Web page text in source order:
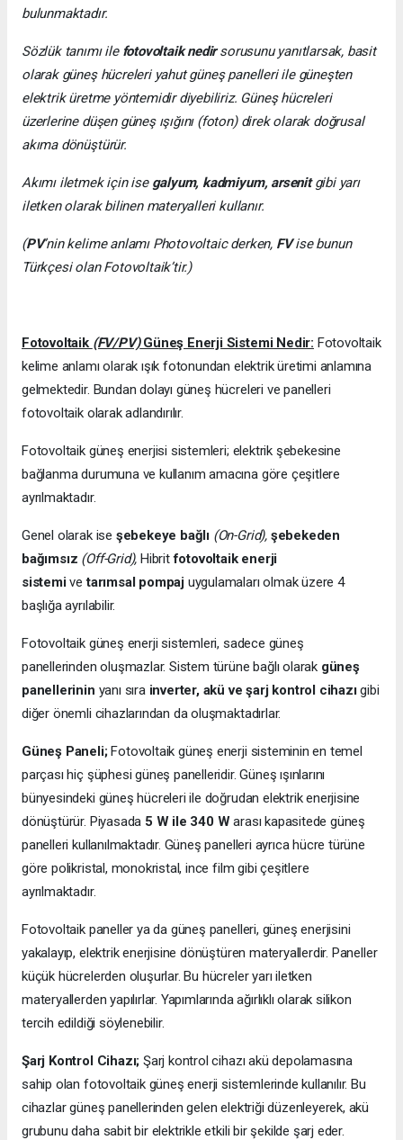
bulunmaktadır.
Sözlük tanımı ile fotovoltaik nedirsorusunu yanıtlarsak, basit
olarak güneş hücreleri yahut güneş panelleri ile güneşten
elektrik üretme yöntemidir diyebiliriz. Güneş hücreleri
üzerlerine düşen güneş ışığını (foton) direk olarak doğrusal
akıma dönüştürür.
Akımı iletmek için ise galyum, kadmiyum, arsenitgibi yarı
iletken olarak bilinen materyalleri kullanır.
(PV’nin kelime anlamı Photovoltaic derken, FVise bunun
Türkçesi olan Fotovoltaik’tir.)
Fotovoltaik (FV/PV)Güneş Enerji Sistemi Nedir: Fotovoltaik
kelime anlamı olarak ışık fotonundan elektrik üretimi anlamına
gelmektedir. Bundan dolayı güneş hücreleri ve panelleri
fotovoltaik olarak adlandırılır.
Fotovoltaik güneş enerjisi sistemleri; elektrik şebekesine
bağlanma durumuna ve kullanım amacına göre çeşitlere
ayrılmaktadır.
Genel olarak ise şebekeye bağlı (On-Grid), şebekeden
bağımsız (Off-Grid), Hibritfotovoltaik enerji
sistemivetarımsal pompaj uygulamaları olmak üzere 4
başlığa ayrılabilir.
Fotovoltaik güneş enerji sistemleri, sadece güneş
panellerinden oluşmazlar. Sistem türüne bağlı olarak güneş
panellerinin yanı sıra inverter, akü ve şarj kontrol cihazıgibi
diğer önemli cihazlarından da oluşmaktadırlar.
Güneş Paneli;Fotovoltaik güneş enerji sisteminin en temel
parçası hiç şüphesi güneş panelleridir. Güneş ışınlarını
bünyesindeki güneş hücreleri ile doğrudan elektrik enerjisine
dönüştürür. Piyasada 5 W ile 340 Warası kapasitede güneş
panelleri kullanılmaktadır. Güneş panelleri ayrıca hücre türüne
göre polikristal, monokristal, ince film gibi çeşitlere
ayrılmaktadır.
Fotovoltaik paneller ya da güneş panelleri, güneş enerjisini
yakalayıp, elektrik enerjisine dönüştüren materyallerdir. Paneller
küçük hücrelerden oluşurlar. Bu hücreler yarı iletken
materyallerden yapılırlar. Yapımlarında ağırlıklı olarak silikon
tercih edildiği söylenebilir.
Şarj Kontrol Cihazı; Şarj kontrol cihazı akü depolamasına
sahip olan fotovoltaik güneş enerji sistemlerinde kullanılır. Bu
cihazlar güneş panellerinden gelen elektriği düzenleyerek, akü
grubunu daha sabit bir elektrikle etkili bir şekilde şarj eder.